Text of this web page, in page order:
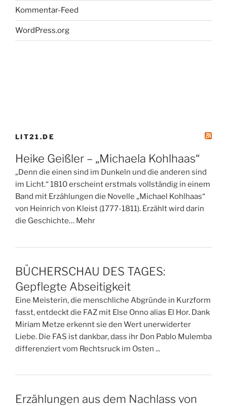
Kommentar-Feed
WordPress.org
LIT21.DE
Heike Geißler – „Michaela Kohlhaas“
„Denn die einen sind im Dunkeln und die anderen sind
im Licht.“ 1810 erscheint erstmals vollständig in einem
Band mit Erzählungen die Novelle „Michael Kohlhaas“
von Heinrich von Kleist (1777-1811). Erzählt wird darin
die Geschichte… Mehr
BÜCHERSCHAU DES TAGES:
Gepflegte Abseitigkeit
Eine Meisterin, die menschliche Abgründe in Kurzform
fasst, entdeckt die FAZ mit Else Onno alias El Hor. Dank
Miriam Metze erkennt sie den Wert unerwiderter
Liebe. Die FAS ist dankbar, dass ihr Don Pablo Mulemba
differenziert vom Rechtsruck im Osten ...
Erzählungen aus dem Nachlass von